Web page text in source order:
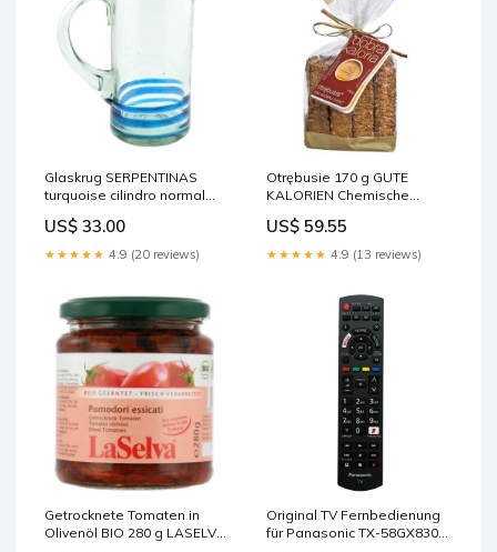
Glaskrug SERPENTINAS
turquoise cilindro normal
US$ 33.00
★★★★★ 4.9 (20 reviews)
Otrębusie 170 g GUTE
KALORIEN Chemische
Biolabor
US$ 59.55
★★★★★ 4.9 (13 reviews)
Getrocknete Tomaten in
Olivenöl BIO 280 g LASELVA
Original TV Fernbedienung
für Panasonic TX-58GX830